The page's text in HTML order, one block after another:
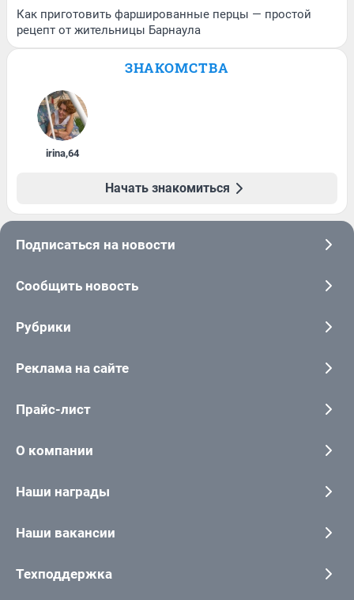
Как приготовить фаршированные перцы — простой
рецепт от жительницы Барнаула
ЗНАКОМСТВА
irina,64
Начать знакомиться
Подписаться на новости
Сообщить новость
Рубрики
Реклама на сайте
Прайс-лист
О компании
Наши награды
Наши вакансии
Техподдержка